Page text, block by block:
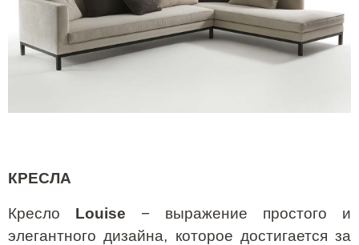
КРЕСЛА
Кресло Louise − выражение простого и
элегантного дизайна, которое достигается за